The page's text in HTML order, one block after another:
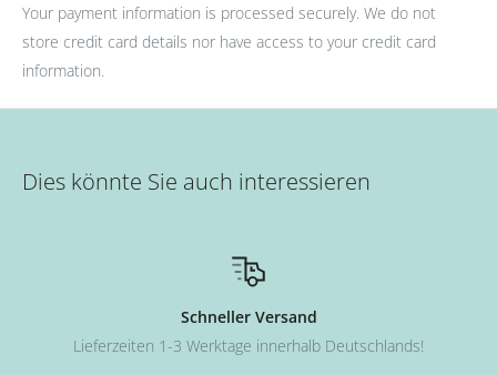
Your payment information is processed securely. We do not
store credit card details nor have access to your credit card
information.
Dies könnte Sie auch interessieren
Schneller Versand
Lieferzeiten 1-3 Werktage innerhalb Deutschlands!